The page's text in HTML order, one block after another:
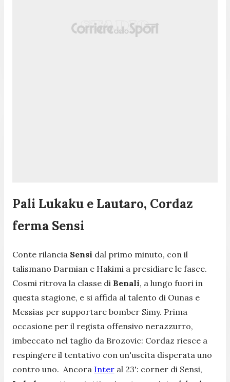
Pali Lukaku e Lautaro, Cordaz
ferma Sensi
Conte rilancia Sensi dal primo minuto, con il
talismano Darmian e Hakimi a presidiare le fasce.
Cosmi ritrova la classe di Benali, a lungo fuori in
questa stagione, e si affida al talento di Ounas e
Messias per supportare bomber Simy. Prima
occasione per il regista offensivo nerazzurro,
imbeccato nel taglio da Brozovic: Cordaz riesce a
respingere il tentativo con un'uscita disperata uno
contro uno. Ancora Inter al 23': corner di Sensi,